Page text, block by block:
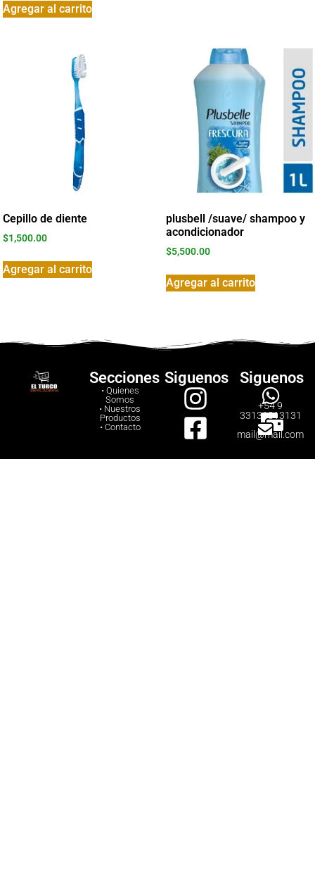
Agregar al carrito
Cepillo de diente
$1,500.00
Agregar al carrito
plusbell /suave/ shampoo y
acondicionador
$5,500.00
Agregar al carrito
Secciones
• Quienes
Somos
• Nuestros
Productos
• Contacto
Siguenos Siguenos
+54 9
33131313131
mail@mail.com